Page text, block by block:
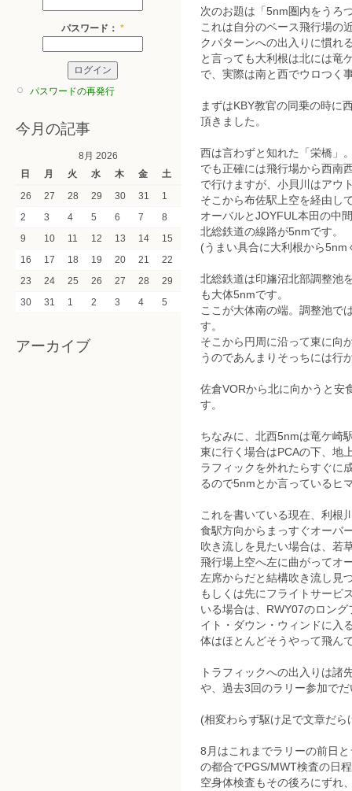
パスワード： *
パスワードの再発行
今月の記事
8月 2026
日
月 火 水 木 金
土
26
27 28 29 30 31
1
2
3 4 5 6 7
8
9
10 11 12 13 14
15
16
17 18 19 20 21
22
23
24 25 26 27 28
29
30
31 1 2 3 4 5
アーカイブ
次のお題は「5nm圏内をうろ
これは自分のベース飛行場の
クパターンへの出入りに慣れ
と言っても大利根は北には竜
で、実際は南と西でウロつく
まずはKBY教官の同乗の時に
頂きました。
西は言わずと知れた「栄橋」
でも正確には飛行場から西南
で行けますが、小貝川はアウ
そこから布佐駅上空を経由し
オーバルとJOYFUL本田の中
北総鉄道の線路が5nmです。
(うまい具合に大利根から
北総鉄道は印旛沼北部調整池
も大体5nmです。
ここが大体南の端。調整池で
す。
そこから円周に沿って東に向
うのであんまりそっちには行
佐倉VORから北に向かうと安
す。
ちなみに、北西5nmは竜ケ崎
東に行く場合はPCAの下、地
ラフィックを外れたらすぐに
るので5nmとか言っているヒ
これを書いている現在、利根
食駅方向からまっすぐオーバ
吹き流しを見たい場合は、若
飛行場上空へ左に曲がってオ
左席からだと結構吹き流し見
もしくは先にフライトサービ
いる場合は、RWY07のロン
イト・ダウン・ウィンドに入
体はほとんどそうやって飛ん
トラフィックへの出入りは諸
や、過去3回のラリー参加で
(相変わらず駆け足で文章だ
8月はこれまでラリーの前日
の都合でPGS/MWT検査の日
空身体検査もその後ろにずれ